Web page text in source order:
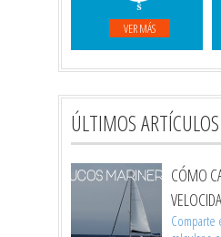
VER MÁS
ÚLTIMOS ARTÍCULOS
CÓMO